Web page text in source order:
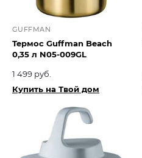
GUFFMAN
Термос Guffman Beach
0,35 л N05-009GL
1 499 руб.
Купить на Твой дом